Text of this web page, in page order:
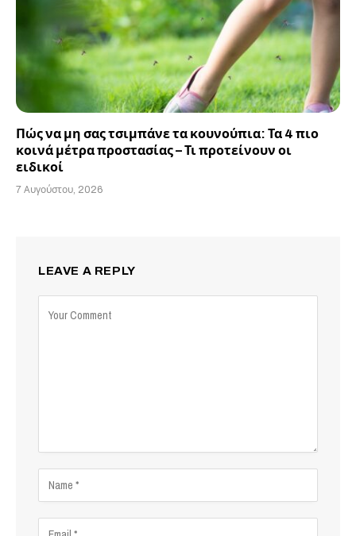
Πώς να μη σας τσιμπάνε τα κουνούπια: Τα 4 πιο
κοινά μέτρα προστασίας – Τι προτείνουν οι
ειδικοί
7 Αυγούστου, 2026
LEAVE A REPLY